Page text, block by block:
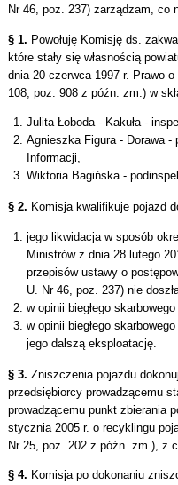
Nr 46, poz. 237) zarządzam, co
§ 1. Powołuję Komisję ds.
które stały się własnością
dnia 20 czerwca 1997 r. Prawo
108, poz. 908 z późn. zm.) w
Julita Łoboda - Kakuła -
Agnieszka Figura - Dorawa -
Informacji,
Wiktoria Bagińska -
§ 2. Komisja kwalifikuje pojazd
jego likwidacja w sposób
Ministrów z dnia 28 lutego
przepisów ustawy o
U. Nr 46, poz. 237) nie
w opinii biegłego
w opinii biegłego
jego dalszą eksploatację.
§ 3. Zniszczenia pojazdu
przedsiębiorcy prowadzącemu
prowadzącemu punkt zbierania
stycznia 2005 r. o recyklingu
Nr 25, poz. 202 z późn. zm.), z
§ 4. Komisja po dokonaniu